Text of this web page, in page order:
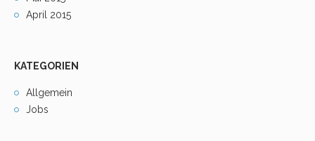
April 2015
KATEGORIEN
Allgemein
Jobs